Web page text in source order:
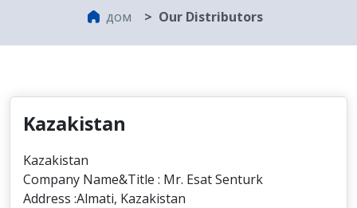
дом Our Distributors
Kazakistan
Kazakistan
Company Name&Title : Mr. Esat Senturk
Address :Almati, Kazakistan